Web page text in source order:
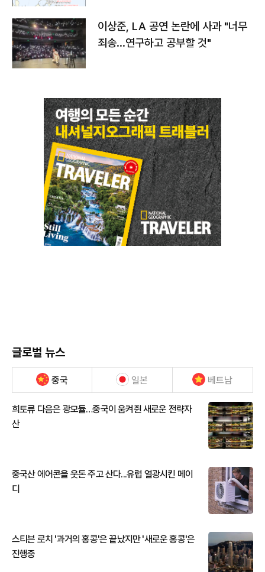
이상준, LA 공연 논란에 사과 "너무
죄송…연구하고 공부할 것"
글로벌 뉴스
중국 일본 베트남
희토류 다음은 광모듈…중국이 움켜쥔 새로운 전략자
산
중국산 에어콘을 웃돈 주고 산다...유럽 열광시킨 메이
디
스티븐 로치 '과거의 홍콩'은 끝났지만 '새로운 홍콩'은
진행중